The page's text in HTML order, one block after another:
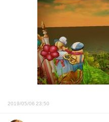
2019/05/06 23:50